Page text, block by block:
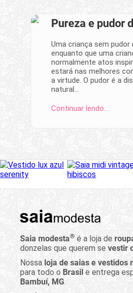
Pureza e pudor
Uma criança sem pudor
enquanto que uma
normalmente atos
estará nas melhores
a virtude. O pudor é a
natural…
Continuar lendo…
Saia modesta® é a loja de
donzelas que querem se vestir
Nossa loja de saias e vestidos
para todo o Brasil e entrega
Bambuí, MG.